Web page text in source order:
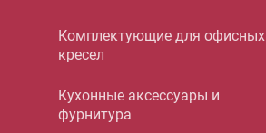
Комплектующие для офисных
кресел
Кухонные аксессуары и
фурнитура